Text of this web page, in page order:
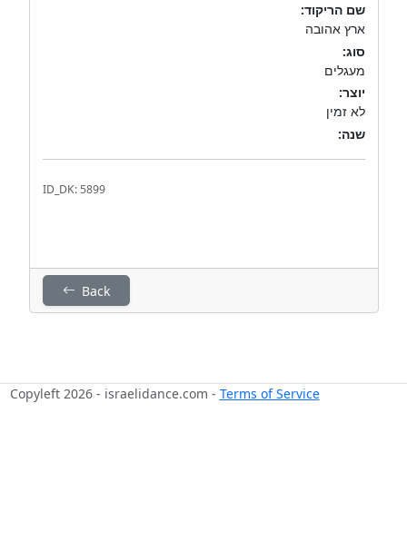
שם הריקוד:
ארץ אהובה
סוג:
מעגלים
יוצר:
לא זמין
שנה:
ID_DK: 5899
Back
Copyleft 2026 - israelidance.com - Terms of Service